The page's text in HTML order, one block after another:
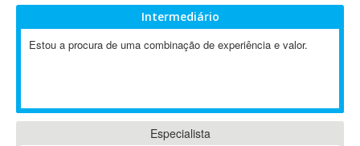
ABAP
Abaqus
ABBYY FineReader
Ableton
Intermediário
Estou a procura de uma combinação de experiência e valor.
Especialista